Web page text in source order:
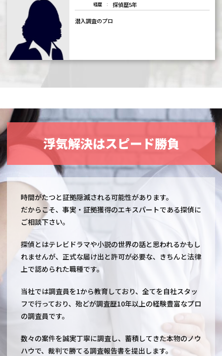
経歴 探偵歴5年
潜入調査のプロ
浮気解決はスピード勝負
時間がたつと証拠隠滅される可能性があります。
だからこそ、事実・証拠獲得のエキスパートである探偵に
ご相談下さい。
探偵とはテレビドラマや小説の世界の話と思われるかもし
れませんが、正式な届け出と許可が必要な、きちんと法律
上で認められた職種です。
当社では調査員を1から教育しており、全てを自社スタッ
フで行っており、殆どが調査歴10年以上の経験豊富なプロ
の調査員です。
数々の案件を誠実丁寧に調査し、蓄積してきた本物のノウ
ハウで、裁判で勝てる調査報告書を提出します。